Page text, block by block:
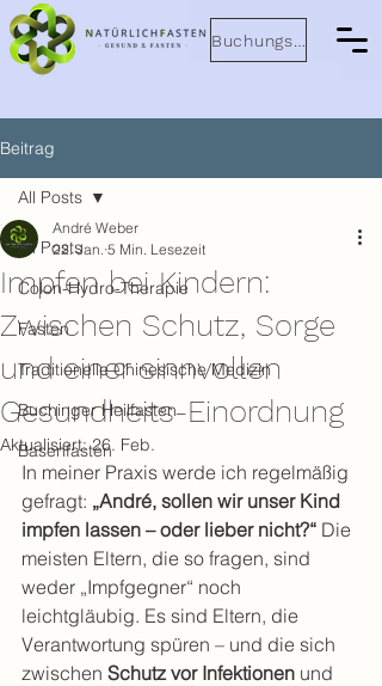
Buchungsanfrage
Beitrag
All Posts
Colon-Hydro-Therapie
Fasten
Traditionelle Chinesische Medizin
Buchinger Heilfasten
Basenfasten
All Posts
Impfen bei Kindern:
Zwischen Schutz, Sorge
und einer sinnvollen
Gesundheits-Einordnung
André Weber
22. Jan. 5 Min. Lesezeit
Aktualisiert:26. Feb.
In meiner Praxis werde ich regelmäßig
gefragt: „André, sollen wir unser Kind
impfen lassen – oder lieber nicht?“ Die
meisten Eltern, die so fragen, sind
weder „Impfgegner“ noch
leichtgläubig. Es sind Eltern, die
Verantwortung spüren – und die sich
zwischen Schutz vor Infektionen und